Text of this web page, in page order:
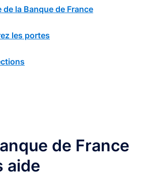
de la Banque de France
les portes
de France
aide